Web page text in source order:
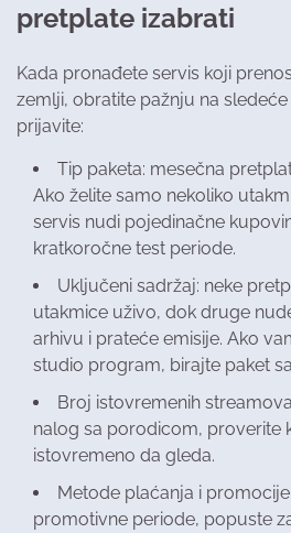
pretplate izabrati
Kada pronađete servis koji
zemlji, obratite pažnju na
prijavite:
Tip paketa: mesečna
Ako želite samo nekoliko
servis nudi pojedinačne
kratkoročne test periode.
Uključeni sadržaj: neke
utakmice uživo, dok druge
arhivu i prateće emisije. Ako
studio program, birajte paket
Broj istovremenih
nalog sa porodicom, proverite
istovremeno da gleda.
Metode plaćanja i
promotivne periode, popuste